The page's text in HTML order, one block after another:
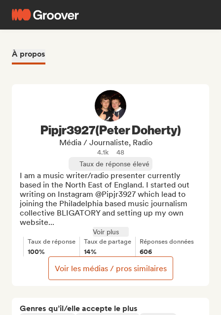
À propos
Genres qu’il/elle accepte le plus
Pipjr3927(Peter Doherty)
Média / Journaliste, Radio
4.1k
48
Taux de réponse élevé
I am a music writer/radio presenter currently
based in the North East of England. I started out
writing on Instagram @Pipjr3927 which lead to
joining the Philadelphia based music journalism
collective BLIGATORY and setting up my own
website...
Voir plus
Taux de réponse
100%
Taux de partage
14%
Réponses données
606
Voir les médias / pros similaires